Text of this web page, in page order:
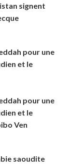
signent
pour une
et le
pour une
et le
Ven
saoudite